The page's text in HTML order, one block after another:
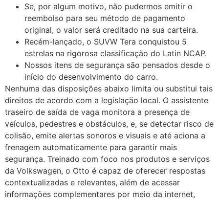
Se, por algum motivo, não pudermos emitir o
reembolso para seu método de pagamento
original, o valor será creditado na sua carteira.
Recém-lançado, o SUVW Tera conquistou 5
estrelas na rigorosa classificação do Latin NCAP.
Nossos itens de segurança são pensados desde o
início do desenvolvimento do carro.
Nenhuma das disposições abaixo limita ou substitui tais
direitos de acordo com a legislação local. O assistente
traseiro de saída de vaga monitora a presença de
veículos, pedestres e obstáculos, e, se detectar risco de
colisão, emite alertas sonoros e visuais e até aciona a
frenagem automaticamente para garantir mais
segurança. Treinado com foco nos produtos e serviços
da Volkswagen, o Otto é capaz de oferecer respostas
contextualizadas e relevantes, além de acessar
informações complementares por meio da internet,